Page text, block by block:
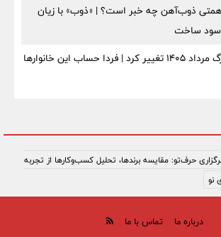
پشت سود ۲.۴ همتی ذوب‌آهن چه خبر است؟ | «ذوب» با زیان
زمان واریز کالابرگ مرداد ۱۴۰۵ تغییر کرد | فردا حساب این خانوارها
حرف‌تو: مقایسه برندها، تحلیل کسب‌وکارها از تجربه
نو
درباره ما
تماس با ما